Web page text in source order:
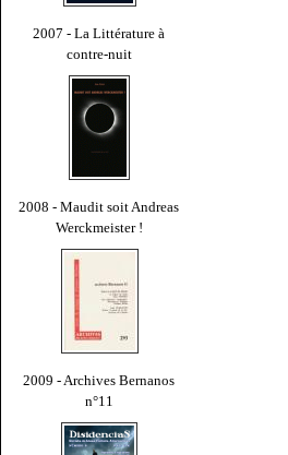
2007 - La Littérature à
contre-nuit
2008 - Maudit soit Andreas
Werckmeister !
2009 - Archives Bernanos
n°11